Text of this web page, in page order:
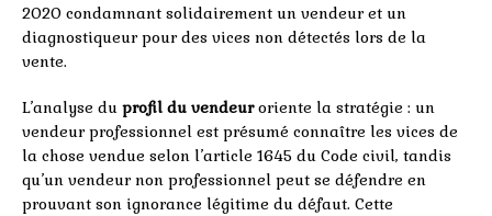
2020 condamnant solidairement un vendeur et un
diagnostiqueur pour des vices non détectés lors de la
vente.
L’analyse du profil du vendeuroriente la stratégie : un
vendeur professionnel est présumé connaître les vices de
la chose vendue selon l’article 1645 du Code civil, tandis
qu’un vendeur non professionnel peut se défendre en
prouvant son ignorance légitime du défaut. Cette